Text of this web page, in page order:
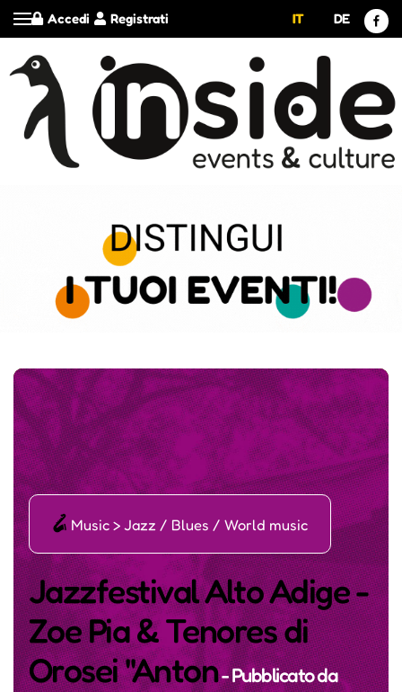
Registrati
Accedi IT DE
ī Music > Jazz / Blues / World music
Jazzfestival Alto Adige -
Zoe Pia & Tenores di
Orosei "Anton- Pubblicato da